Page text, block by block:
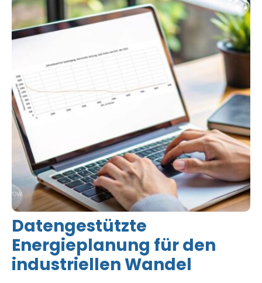
Datengestützte
Energieplanung für den
industriellen Wandel